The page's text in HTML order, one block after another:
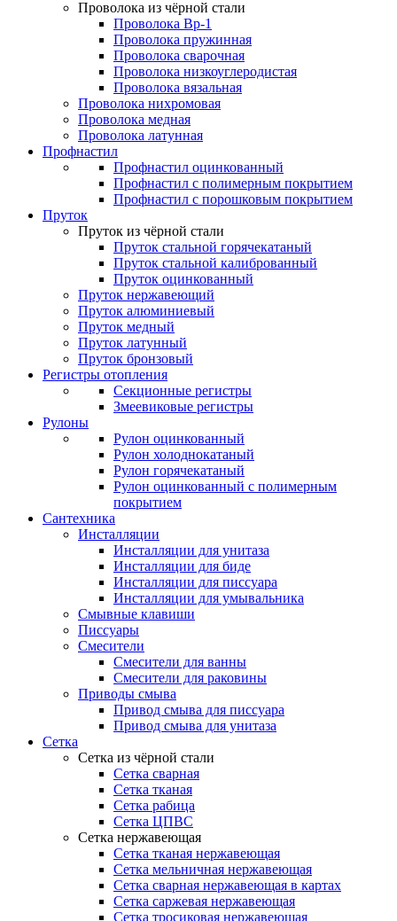
Проволока из чёрной стали
Проволока Вр-1
Проволока пружинная
Проволока сварочная
Проволока низкоуглеродистая
Проволока вязальная
Проволока нихромовая
Проволока медная
Проволока латунная
Профнастил
Профнастил оцинкованный
Профнастил с полимерным покрытием
Профнастил с порошковым покрытием
Пруток
Пруток из чёрной стали
Пруток стальной горячекатаный
Пруток стальной калиброванный
Пруток оцинкованный
Пруток нержавеющий
Пруток алюминиевый
Пруток медный
Пруток латунный
Пруток бронзовый
Регистры отопления
Секционные регистры
Змеевиковые регистры
Рулоны
Рулон оцинкованный
Рулон холоднокатаный
Рулон горячекатаный
Рулон оцинкованный с полимерным
покрытием
Сантехника
Инсталляции
Инсталляции для унитаза
Инсталляции для биде
Инсталляции для писсуара
Инсталляции для умывальника
Смывные клавиши
Писсуары
Смесители
Смесители для ванны
Смесители для раковины
Приводы смыва
Привод смыва для писсуара
Привод смыва для унитаза
Сетка
Сетка из чёрной стали
Сетка сварная
Сетка тканая
Сетка рабица
Сетка ЦПВС
Сетка нержавеющая
Сетка тканая нержавеющая
Сетка мельничная нержавеющая
Сетка сварная нержавеющая в картах
Сетка саржевая нержавеющая
Сетка тросиковая нержавеющая